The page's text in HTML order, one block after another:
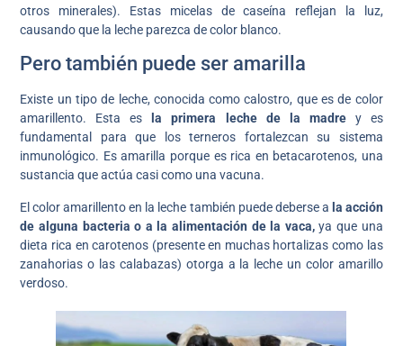
otros minerales). Estas micelas de caseína reflejan la luz,
causando que la leche parezca de color blanco.
Pero también puede ser amarilla
Existe un tipo de leche, conocida como calostro, que es de color
amarillento. Esta es
la primera leche de la madrey es
fundamental para que los terneros fortalezcan su sistema
inmunológico. Es amarilla porque es rica en betacarotenos, una
sustancia que actúa casi como una vacuna.
El color amarillento en la leche también puede deberse a la acción
de alguna bacteria o a la alimentación de la vaca,ya que una
dieta rica en carotenos (presente en muchas hortalizas como las
zanahorias o las calabazas) otorga a la leche un color amarillo
verdoso.